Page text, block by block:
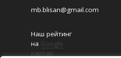
mb.blisan@gmail.com
Наш рейтинг
на Google
картах: